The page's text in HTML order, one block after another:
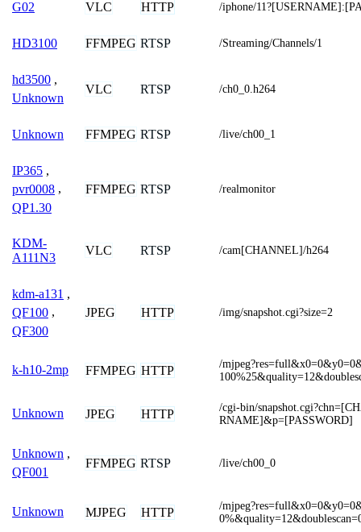
G02 VLC HTTP /iphone/
HD3100 FFMPEG RTSP /Streaming/Channels/1
hd3500 ,
Unknown
VLC RTSP /ch0_0.h264
Unknown FFMPEG RTSP /live/ch00_1
IP365 ,
pvr0008 ,
QP1.30
FFMPEG RTSP /realmonitor
KDM-
A111N3
VLC RTSP /cam[CHANNEL]/h264
kdm-a131 ,
QF100 ,
QF300
JPEG HTTP /img/snapshot.cgi?size=2
k-h10-2mp FFMPEG HTTP
/
Unknown JPEG HTTP
/cgi-bin/
RNAME]&p=[PASSWORD]
Unknown ,
QF001
FFMPEG RTSP /live/ch00_0
Unknown MJPEG HTTP
/